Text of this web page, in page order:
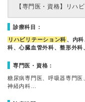
【専門医・資格】
リハ
診療科目：
リハビリテーション科 、内
科、心臓血管外科、整形外科
専門医・資格：
糖尿病専門医、呼吸器専門医
神経内科…